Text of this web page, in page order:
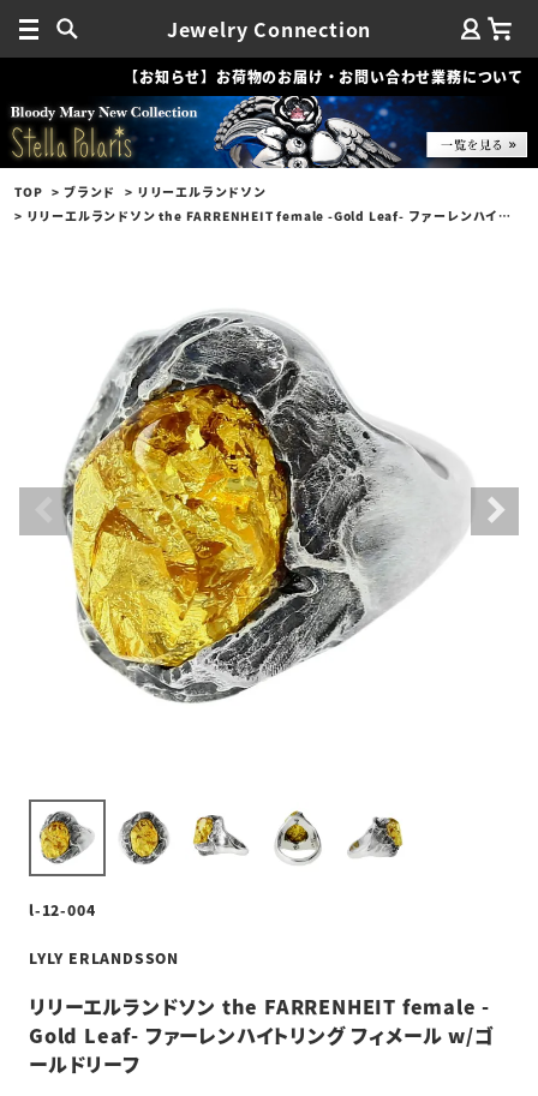
Jewelry Connection
【お知らせ】お荷物のお届け・お問い合わせ業務について
TOP ブランド
リリーエルランドソン
リリーエルランドソン the FARRENHEIT female -Gold Leaf- ファーレンハイトリング フィメール w/ゴールドリーフ
l-12-004
LYLY ERLANDSSON
リリーエルランドソン the FARRENHEIT female -
Gold Leaf- ファーレンハイトリング フィメール w/ゴ
ールドリーフ